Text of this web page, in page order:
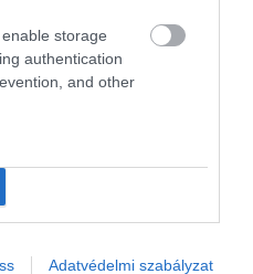
storage
authentication
and other
Adatvédelmi szabályzat
töltéssel? Ez az
rá
autók árai – de van